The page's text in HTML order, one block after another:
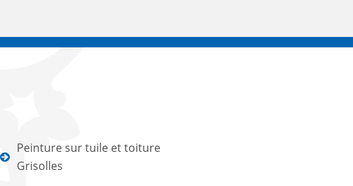
Peinture sur tuile et toiture
Grisolles